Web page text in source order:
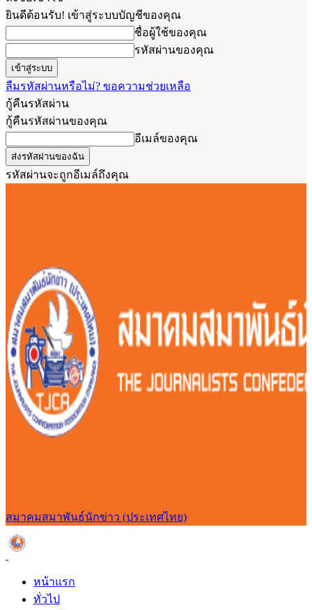
ยินดีต้อนรับ! เข้าสู่ระบบบัญชีของคุณ
ชื่อผู้ใช้ของคุณ
รหัสผ่านของคุณ
ลืมรหัสผ่านหรือไม่? ขอความช่วยเหลือ
กู้คืนรหัสผ่าน
กู้คืนรหัสผ่านของคุณ
อีเมล์ของคุณ
รหัสผ่านจะถูกอีเมล์ถึงคุณ
สมาคมสมาพันธ์นักข่าว (ประเทศไทย)
หน้าแรก
ทั่วไป